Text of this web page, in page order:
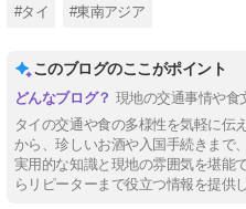
#タイ #東南アジア
このブログのここがポイント
現地の交通事情や食
タイの交通や食の多様性を気軽に伝
から、珍しいお酒や入国手続きまで
実用的な知識と現地の雰囲気を堪能
らリピーターまで役立つ情報を提供